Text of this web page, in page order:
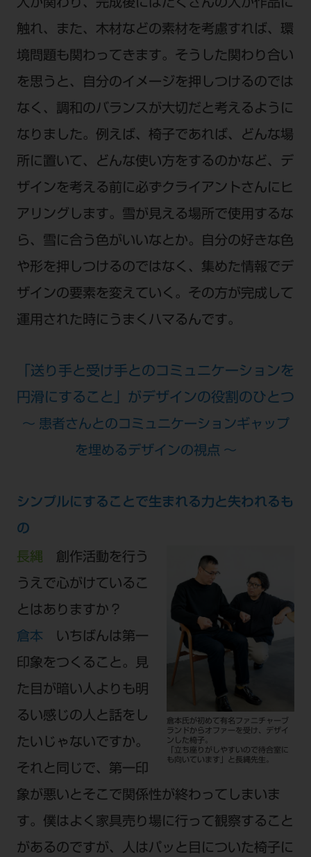
人が関わり、完成後にはたくさんの人が作品に
触れ、また、木材などの素材を考慮すれば、環
境問題も関わってきます。そうした関わり合い
を思うと、自分のイメージを押しつけるのでは
なく、調和のバランスが大切だと考えるように
なりました。例えば、椅子であれば、どんな場
所に置いて、どんな使い方をするのかなど、デ
ザインを考える前に必ずクライアントさんにヒ
アリングします。雪が見える場所で使用するな
ら、雪に合う色がいいなとか。自分の好きな色
や形を押しつけるのではなく、集めた情報でデ
ザインの要素を変えていく。その方が完成して
運用された時にうまくハマるんです。
「送り手と受け手とのコミュニケーションを
円滑にすること」がデザインの役割のひとつ
～ 患者さんとのコミュニケーションギャップ
を埋めるデザインの視点 ～
シンプルにすることで生まれる力と失われるも
の
倉本氏が初めて有名ファニチャーブ
ランドからオファーを受け、デザイ
ンした椅子。
「立ち座りがしやすいので待合室に
も向いています」と長縄先生。
長縄 創作活動を行う
うえで心がけているこ
とはありますか？
倉本 いちばんは第一
印象をつくること。見
た目が暗い人よりも明
るい感じの人と話をし
たいじゃないですか。
それと同じで、第一印
象が悪いとそこで関係性が終わってしまいま
す。僕はよく家具売り場に行って観察すること
があるのですが、人はパッと目についた椅子に